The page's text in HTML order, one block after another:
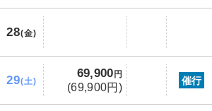
28(金)
29(土)
69,900 円
(69,900円)
催行